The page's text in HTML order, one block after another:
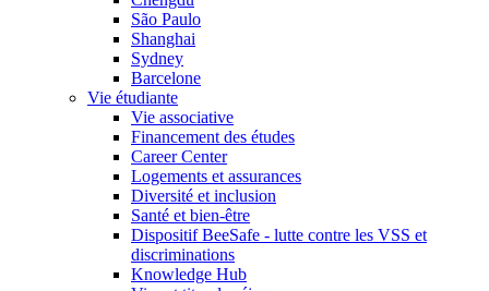
São Paulo
Shanghai
Sydney
Barcelone
Vie étudiante
Vie associative
Financement des études
Career Center
Logements et assurances
Diversité et inclusion
Santé et bien-être
Dispositif BeeSafe - lutte contre les VSS et
discriminations
Knowledge Hub